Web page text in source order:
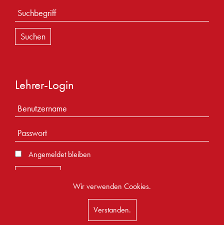
Lehrer-Login
Angemeldet bleiben
Datenschutz| ⓒ 2026 Theodor-Heuss-Schule
Wir verwenden Cookies.
Verstanden.